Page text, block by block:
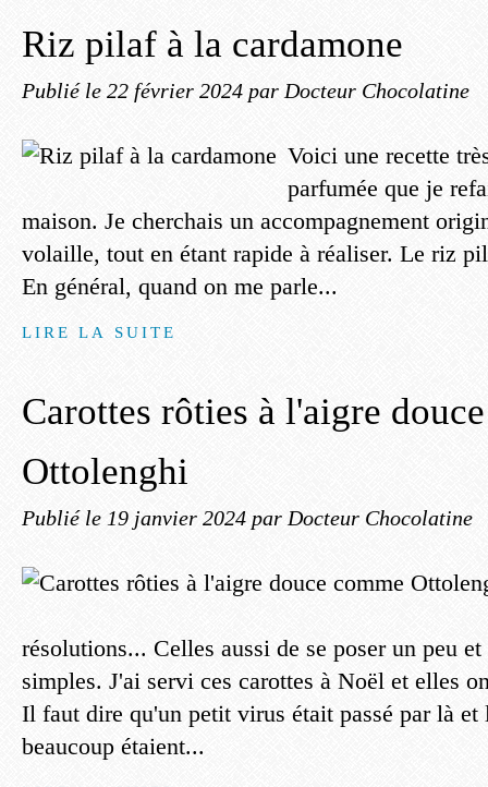
Riz pilaf à la cardamone
Publié le 22 février 2024 par Docteur Chocolatine
Voici une recette
parfumée que je
maison. Je cherchais un accompagnement
volaille, tout en étant rapide à réaliser. Le riz
En général, quand on me parle...
LIRE LA SUITE
Carottes rôties à l'aigre
Ottolenghi
Publié le 19 janvier 2024 par Docteur Chocolatine
résolutions... Celles aussi de se poser un peu
simples. J'ai servi ces carottes à Noël et elles
Il faut dire qu'un petit virus était passé par là et
beaucoup étaient...